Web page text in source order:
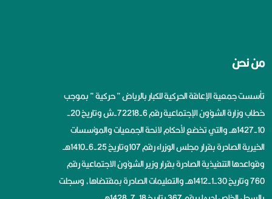
من نحن
تأسست جمعية الإعاقة الحركية للكبار بالرياض ” حركية ” بموجب
خطاب وزارة الشؤون الإجتماعية رقم 6-72218-ش وتاريخ 20-
10-1427هــ والتي تخضع لأحكام لائحة الجمعيات والمؤسسات
الخيرية الصادرة بقرار مجلس الوزراء رقم 107وتاريخ 25-6-1410هــ
وقواعدها التنفيذية الصادرة بقرار وزير الشؤون الاجتماعية رقم
760 وتاريخ 30-1-1412هــ والتعليمات الصادرة بمقتضاها، وسجلت